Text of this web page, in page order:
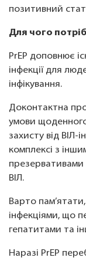
позитивний
Для чого
PrEP доповнює
інфекції для
інфікування.
Доконтактна
умови
захисту від ВІЛ-
комплексі з
ВІЛ.
Варто
інфекціями, що
гепатитами та
Наразі PrEP